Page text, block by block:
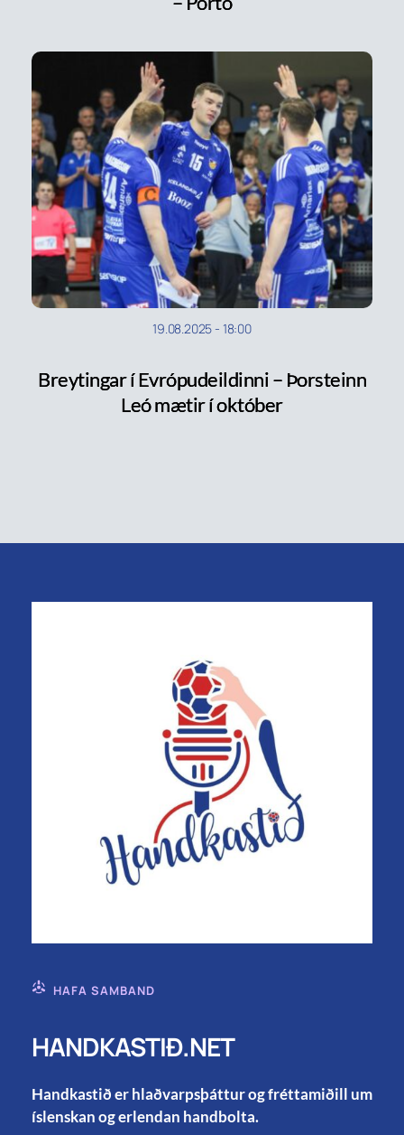
19.08.2025 - 18:00
Breytingar í Evrópudeildinni – Þorsteinn
Leó mætir í október
HAFA SAMBAND
HANDKASTIÐ.NET
Handkastið er hlaðvarpsþáttur og fréttamiðill um
íslenskan og erlendan handbolta.